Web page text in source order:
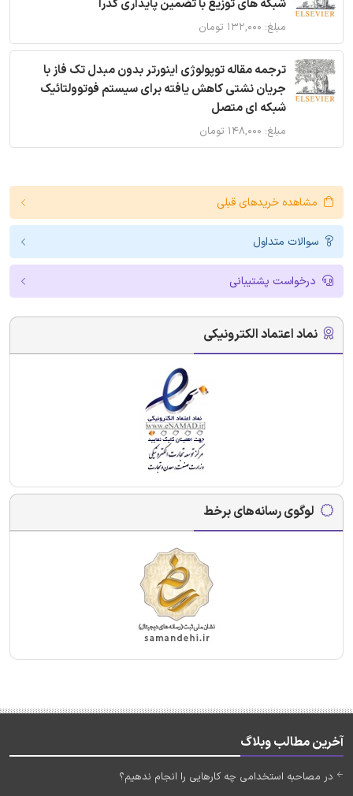
شبکه های توزیع با تضمین پایداری گذرا
مبلغ: ۱۳۲,۰۰۰ تومان
ترجمه مقاله توپولوژی اینورتر بدون مبدل تک فاز با
جریان نشتی کاهش یافته برای سیستم فوتوولتائیک
شبکه ای متصل
مبلغ: ۱۴۸,۰۰۰ تومان
مشاهده خریدهای قبلی
سوالات متداول
درخواست پشتیبانی
نماد اعتماد الکترونیکی
لوگوی رسانه‌های برخط
آخرین مطالب وبلاگ
در مصاحبه استخدامی چه کارهایی را انجام ندهیم؟